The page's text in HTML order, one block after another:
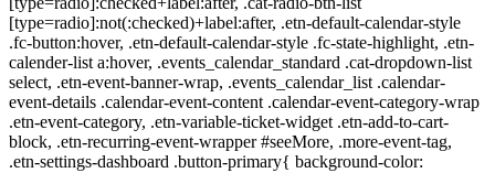
[type=radio]:not(:checked)+label:after, .etn-default-calendar-style
.fc-button:hover, .etn-default-calendar-style .fc-state-highlight, .etn-
calender-list a:hover, .events_calendar_standard .cat-dropdown-list
select, .etn-event-banner-wrap, .events_calendar_list .calendar-
event-details .calendar-event-content .calendar-event-category-wrap
.etn-event-category, .etn-variable-ticket-widget .etn-add-to-cart-
block, .etn-recurring-event-wrapper #seeMore, .more-event-tag,
.etn-settings-dashboard .button-primary{ background-color: